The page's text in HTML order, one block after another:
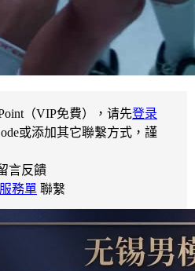
（VIP免費），请先登录
或添加其它聯繫方式，謹
言反饋
服務單 聯繫